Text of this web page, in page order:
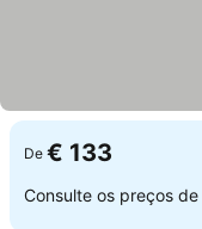
De € 133
Consulte os preços de